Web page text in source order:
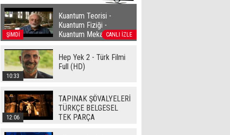
ŞİMDİ CANLI İZLE
Kuantum Teorisi -
Kuantum Fiziği -
Kuantum Mekaniği
10:33
Hep Yek 2 - Türk Filmi
Full (HD)
12:06
TAPINAK ŞÖVALYELERİ
TÜRKÇE BELGESEL
TEK PARÇA